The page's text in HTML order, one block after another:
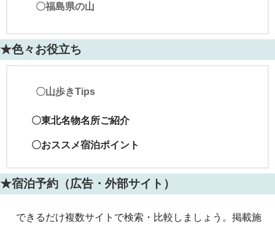
〇福島県の山
★色々お役立ち
〇山歩きTips
〇東北名物名所ご紹介
〇おススメ宿泊ポイント
★宿泊予約（広告・外部サイト）
できるだけ複数サイトで検索・比較しましょう。掲載施